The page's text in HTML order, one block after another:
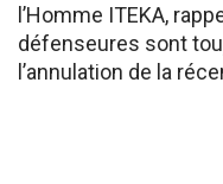
l’Homme ITEKA,
défenseures sont
l’annulation de la